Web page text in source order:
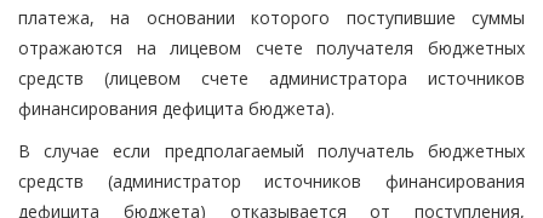
платежа, на основании которого поступившие суммы
отражаются на лицевом счете получателя бюджетных
средств (лицевом счете администратора источников
финансирования дефицита бюджета).
В случае если предполагаемый получатель бюджетных
средств (администратор источников финансирования
дефицита бюджета) отказывается от поступления,